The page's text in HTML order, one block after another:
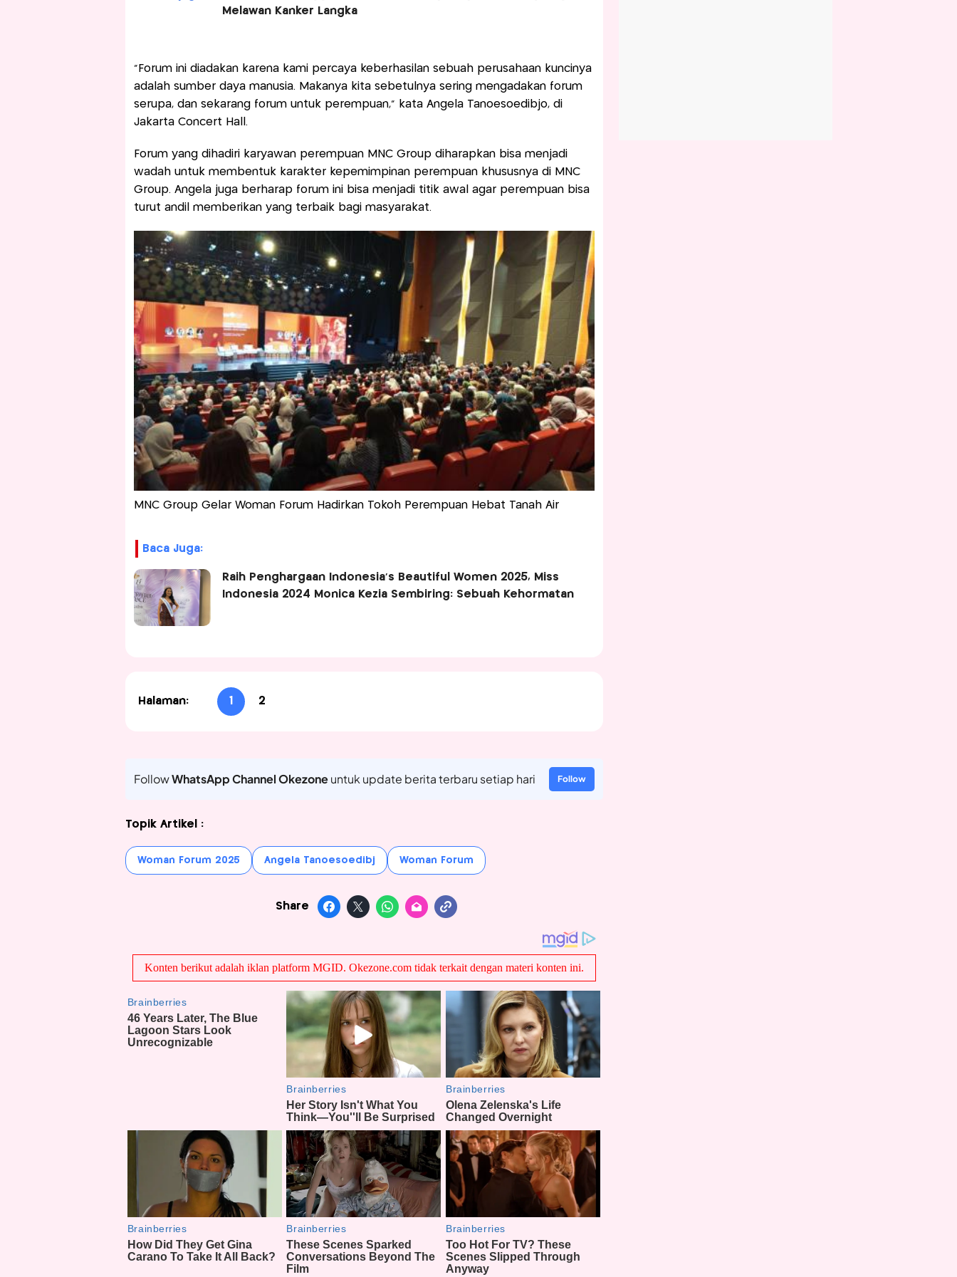
Melawan Kanker Langka
"Forum ini diadakan karena kami percaya keberhasilan sebuah perusahaan kuncinya
adalah sumber daya manusia. Makanya kita sebetulnya sering mengadakan forum
serupa, dan sekarang forum untuk perempuan," kata Angela Tanoesoedibjo, di
Jakarta Concert Hall.
Forum yang dihadiri karyawan perempuan MNC Group diharapkan bisa menjadi
wadah untuk membentuk karakter kepemimpinan perempuan khususnya di MNC
Group. Angela juga berharap forum ini bisa menjadi titik awal agar perempuan bisa
turut andil memberikan yang terbaik bagi masyarakat.
MNC Group Gelar Woman Forum Hadirkan Tokoh Perempuan Hebat Tanah Air
Baca Juga:
Raih Penghargaan Indonesia’s Beautiful Women 2025, Miss
Indonesia 2024 Monica Kezia Sembiring: Sebuah Kehormatan
Halaman: 1 2
FollowWhatsApp Channel Okezoneuntuk update berita terbaru setiap hari Follow
Topik Artikel :
Woman Forum 2025 Angela Tanoesoedibj Woman Forum
Share